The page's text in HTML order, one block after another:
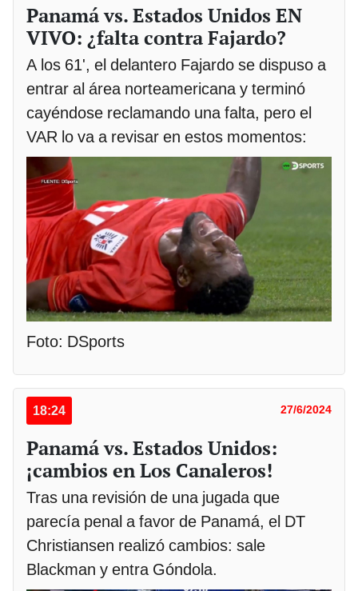
Panamá vs. Estados Unidos EN
VIVO: ¿falta contra Fajardo?
A los 61', el delantero Fajardo se dispuso a
entrar al área norteamericana y terminó
cayéndose reclamando una falta, pero el
VAR lo va a revisar en estos momentos:
Foto: DSports
18:24 27/6/2024
Panamá vs. Estados Unidos:
¡cambios en Los Canaleros!
Tras una revisión de una jugada que
parecía penal a favor de Panamá, el DT
Christiansen realizó cambios: sale
Blackman y entra Góndola.